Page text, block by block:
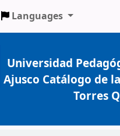
Languages
Universidad
Ajusco Catálogo de
Torres